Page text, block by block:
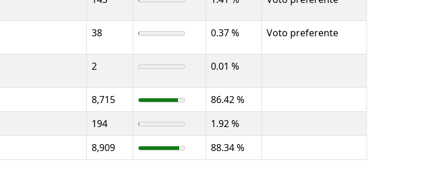
38 0.37 % Voto preferente
2 0.01 %
8,715
86.42 %
194
1.92 %
8,909 88.34 %